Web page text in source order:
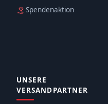
Spendenaktion
UNSERE
VERSANDPARTNER